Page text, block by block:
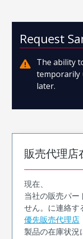
Request
The ability
temporarily
later.
販売代理店
現在、
当社の販売パー
せん。に連絡す
優先販売代理店
製品の在庫状況